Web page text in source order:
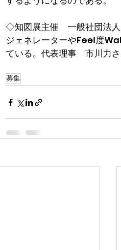
◇知図展主催　一般社団法
ジェネレーターやFeel度
ている。代表理事　市川力
募集